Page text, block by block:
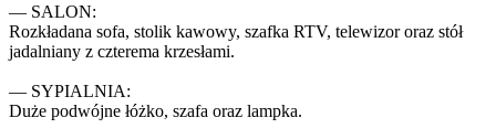
— SALON:
Rozkładana sofa, stolik kawowy, szafka RTV, telewizor oraz stół
jadalniany z czterema krzesłami.
— SYPIALNIA:
Duże podwójne łóżko, szafa oraz lampka.